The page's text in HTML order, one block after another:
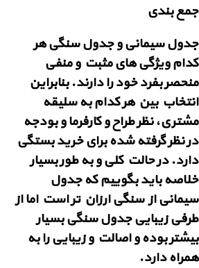
جمع بندی
جدول سیمانی و جدول سنگی هر
کدام ویژگی های مثبت و منفی
منحصر بفرد خود را دارند. بنابراین
انتخاب بین هر کدام به سلیقه
مشتری، نظر طراح و کارفرما و بودجه
در نظر گرفته شده برای خرید بستگی
دارد. در حالت کلی و به طور بسیار
خلاصه باید بگوییم که جدول
سیمانی از سنگی ارزان تر است اما از
طرفی زیبایی جدول سنگی بسیار
بیشتر بوده و اصالت و زیبایی را به
همراه دارد.